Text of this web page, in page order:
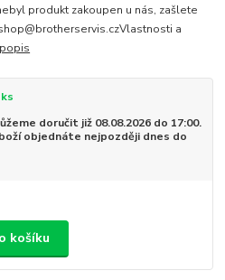
produkt zakoupen u nás, zašlete
a
doručit již 08.08.2026 do 17:00.
objednáte nejpozději dnes do
košíku